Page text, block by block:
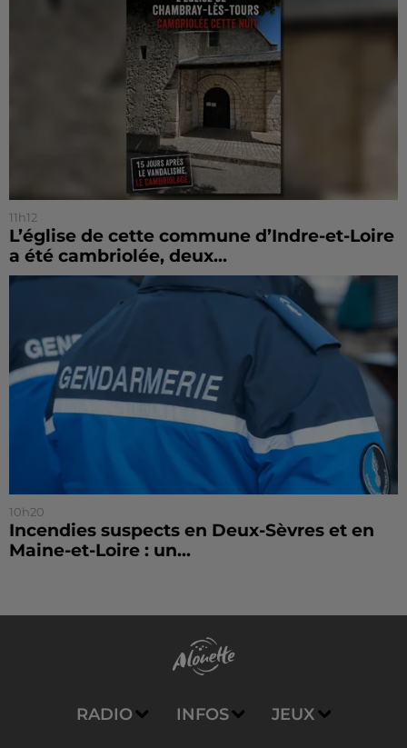
11h12
L’église de cette commune d’Indre-et-Loire
a été cambriolée, deux...
10h20
Incendies suspects en Deux-Sèvres et en
Maine-et-Loire : un...
RADIO INFOS JEUX